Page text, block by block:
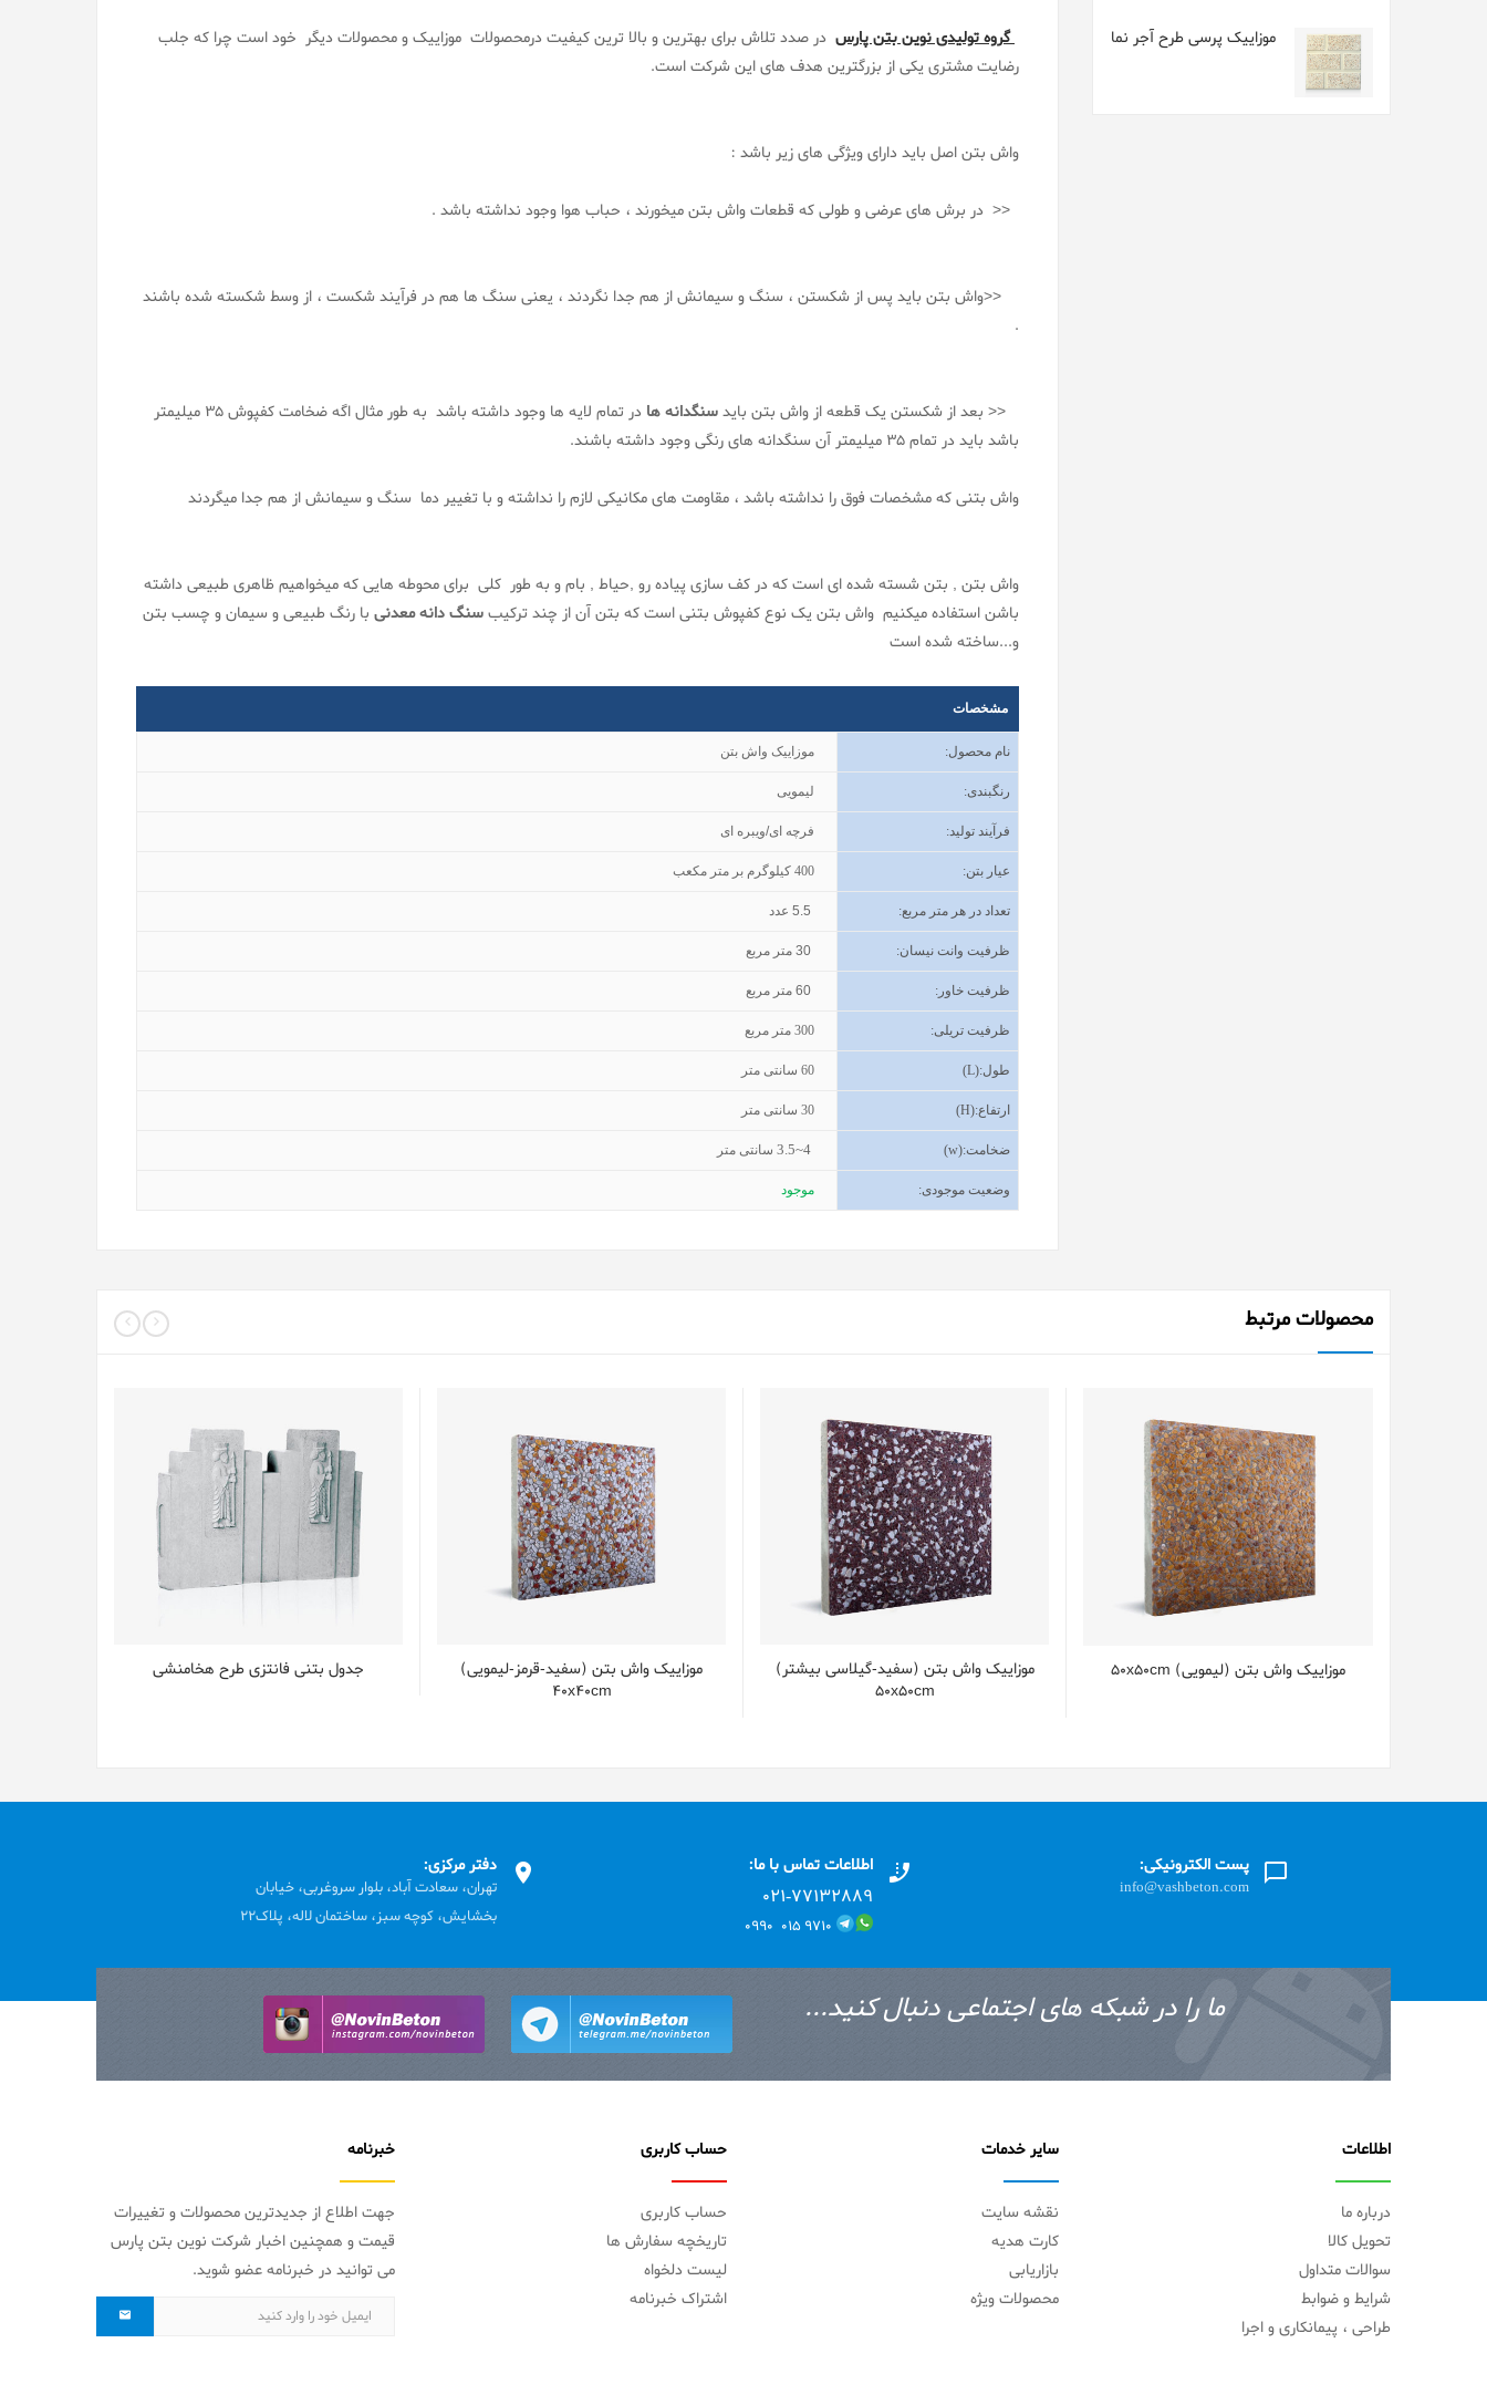
موزاییک پرسی طرح آجر نما گروه تولیدی نوین بتن پارس در صدد تلاش برای بهترین و بالا ترین کیفیت درمحصولات موزاییک و محصولات دیگر خود است چرا که جلب
رضایت مشتری یکی از بزرگترین هدف های این شرکت است.
واش بتن اصل باید دارای ویژگی های زیر باشد :
<< در برش های عرضی و طولی که قطعات واش بتن میخورند ، حباب هوا وجود نداشته باشد .
<<واش بتن باید پس از شکستن ، سنگ و سیمانش از هم جدا نگردند ، یعنی سنگ ها هم در فرآیند شکست ، از وسط شکسته شده باشند
.
<< بعد از شکستن یک قطعه از واش بتن بایدسنگدانه ها
در تمام لایه ها وجود داشته باشد به طور مثال اگه ضخامت کفپوش 35 میلیمتر
باشد باید در تمام 35 میلیمتر آن سنگدانه های رنگی وجود داشته باشند.
واش بتنی که مشخصات فوق را نداشته باشد ، مقاومت های مکانیکی لازم را نداشته و با تغییر دما سنگ و سیمانش از هم جدا میگردند
واش بتن , بتن شسته شده ای است که در کف سازی پیاده رو ,حیاط , بام و به طور کلی برای محوطه هایی که میخواهیم ظاهری طبیعی داشته
باشن استفاده میکنیم واش بتن یک نوع کفپوش بتنی است که بتن آن از چند ترکیبسنگ دانه معدنی با رنگ طبیعی و سیمان و چسب بتن
و...ساخته شده است
مشخصات
نام محصول: موزاییک واش بتن
رنگبندی: لیمویی
فرآیند تولید: فرچه ای/ویبره ای
عیار بتن:
400 کیلوگرم بر متر مکعب
تعداد در هر متر مربع: 5.5 عدد
ظرفیت وانت نیسان:
30 متر مربع
ظرفیت خاور :
60 متر مربع
ظرفیت تریلی:
300 متر مربع
طول(L):
60 سانتی متر
ارتفاع(H):
30 سانتی متر
ضخامت(w):
3.5~4 سانتی متر
وضعیت موجودی: موجود
محصولات مرتبط
موزاییک واش بتن (لیمویی) 50x50cm
موزاییک واش بتن (سفید-گیلاسی بیشتر)
50x50cm
موزایيک واش بتن (سفید-قرمز-لیمویی)
40x40cm
جدول بتنی فانتزی طرح هخامنشی
پست الکترونیکی:
info@vashbeton.com
اطلاعات تماس با ما:
۰۲۱-۷۷۱٣۲۸۸۹
۹۷۱۰ ۰۱۵ ۰۹۹۰
دفتر مرکزی:
تهران، سعادت آباد، بلوار سروغربی، خیابان
بخشایش، کوچه سبز، ساختمان لاله، پلاک22
ما را در شبکه های اجتماعی دنبال کنید...
اطلاعات
درباره ما
تحویل کالا
سوالات متداول
شرایط و ضوابط
طراحی ، پیمانکاری و اجرا
سایر خدمات
نقشه سایت
کارت هدیه
بازاریابی
محصولات ویژه
حساب کاربری
حساب کاربری
تاریخچه سفارش ها
لیست دلخواه
اشتراک خبرنامه
خبرنامه
جهت اطلاع از جدیدترین محصولات و تغییرات
قیمت و همچنین اخبار شرکت نوین بتن پارس
می توانید در خبرنامه عضو شوید.